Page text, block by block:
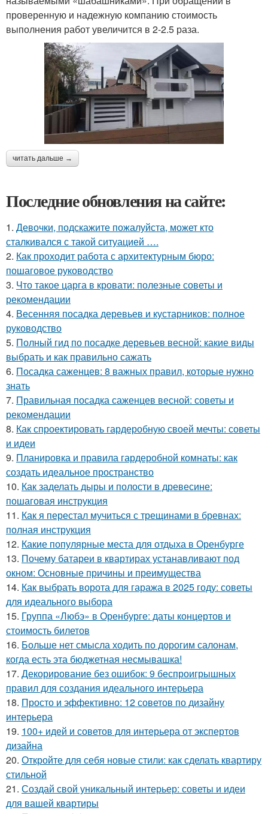
проверенную и надежную компанию стоимость
выполнения работ увеличится в 2-2.5 раза.
читать дальше →
Последние обновления на сайте:
1. Девочки, подскажите пожалуйста, может кто
сталкивался с такой ситуацией ….
2. Как проходит работа с архитектурным бюро:
пошаговое руководство
3. Что такое царга в кровати: полезные советы и
рекомендации
4. Весенняя посадка деревьев и кустарников: полное
руководство
5. Полный гид по посадке деревьев весной: какие виды
выбрать и как правильно сажать
6. Посадка саженцев: 8 важных правил, которые нужно
знать
7. Правильная посадка саженцев весной: советы и
рекомендации
8. Как спроектировать гардеробную своей мечты: советы
и идеи
9. Планировка и правила гардеробной комнаты: как
создать идеальное пространство
10. Как заделать дыры и полости в древесине:
пошаговая инструкция
11. Как я перестал мучиться с трещинами в бревнах:
полная инструкция
12. Какие популярные места для отдыха в Оренбурге
13. Почему батареи в квартирах устанавливают под
окном: Основные причины и преимущества
14. Как выбрать ворота для гаража в 2025 году: советы
для идеального выбора
15. Группа «Любэ» в Оренбурге: даты концертов и
стоимость билетов
16. Больше нет смысла ходить по дорогим салонам,
когда есть эта бюджетная несмывашка!
17. Декорирование без ошибок: 9 беспроигрышных
правил для создания идеального интерьера
18. Просто и эффективно: 12 советов по дизайну
интерьера
19. 100+ идей и советов для интерьера от экспертов
дизайна
20. Откройте для себя новые стили: как сделать квартиру
стильной
21. Создай свой уникальный интерьер: советы и идеи
для вашей квартиры